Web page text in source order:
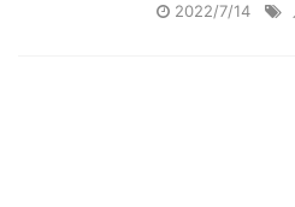
2022/7/14